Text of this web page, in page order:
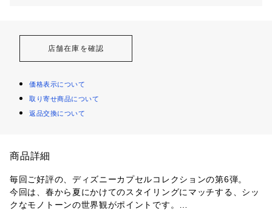
店舗在庫を確認
価格表示について
取り寄せ商品について
返品交換について
商品詳細
毎回ご好評の、ディズニーカプセルコレクションの第6弾。
今回は、春から夏にかけてのスタイリングにマッチする、シッ
クなモノトーンの世界観がポイントです。